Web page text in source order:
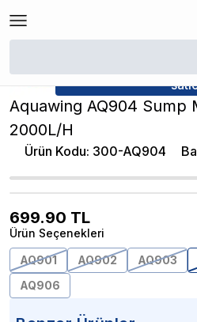
/
Aquawing AQ904 Sump
2000L/H
Ürün Kodu: 300-AQ904
699.90 TL
Ürün Seçenekleri
AQ901
AQ902 AQ903
AQ906